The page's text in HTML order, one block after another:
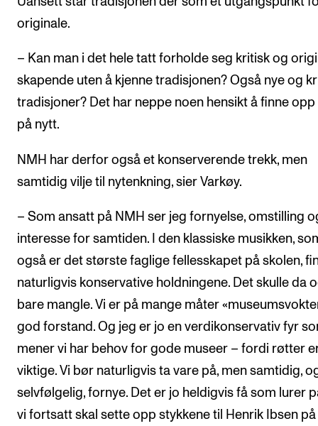
originale.
– Kan man i det hele tatt forholde seg kritisk og
skapende uten å kjenne tradisjonen? Også nye og
tradisjoner? Det har neppe noen hensikt å finne opp
på nytt.
NMH har derfor også et konserverende trekk, men
samtidig vilje til nytenkning, sier Varkøy.
– Som ansatt på NMH ser jeg fornyelse, omstilling
interesse for samtiden. I den klassiske musikken,
også er det største faglige fellesskapet på skolen,
naturligvis konservative holdningene. Det skulle da
bare mangle. Vi er på mange måter
god forstand. Og jeg er jo en verdikonservativ fyr
mener vi har behov for gode museer – fordi røtter
viktige. Vi bør naturligvis ta vare på, men samtidig,
selvfølgelig, fornye. Det er jo heldigvis få som lurer
vi fortsatt skal sette opp stykkene til Henrik Ibsen på